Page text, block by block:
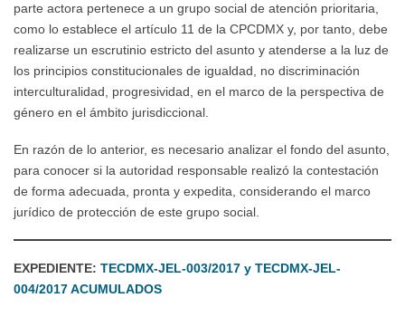
parte actora pertenece a un grupo social de atención prioritaria,
como lo establece el artículo 11 de la CPCDMX y, por tanto, debe
realizarse un escrutinio estricto del asunto y atenderse a la luz de
los principios constitucionales de igualdad, no discriminación
interculturalidad, progresividad, en el marco de la perspectiva de
género en el ámbito jurisdiccional.
En razón de lo anterior, es necesario analizar el fondo del asunto,
para conocer si la autoridad responsable realizó la contestación
de forma adecuada, pronta y expedita, considerando el marco
jurídico de protección de este grupo social.
EXPEDIENTE: TECDMX-JEL-003/2017 y TECDMX-JEL-
004/2017 ACUMULADOS